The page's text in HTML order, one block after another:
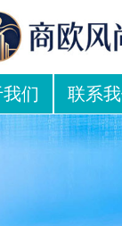
们 联系